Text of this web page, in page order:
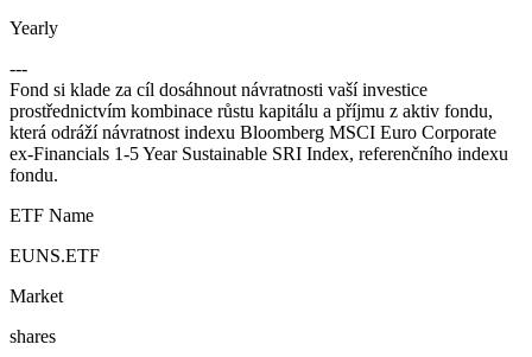
Yearly
---
Fond si klade za cíl dosáhnout návratnosti vaší investice
prostřednictvím kombinace růstu kapitálu a příjmu z aktiv fondu,
která odráží návratnost indexu Bloomberg MSCI Euro Corporate
ex-Financials 1-5 Year Sustainable SRI Index, referenčního indexu
fondu.
ETF Name
EUNS.ETF
Market
shares